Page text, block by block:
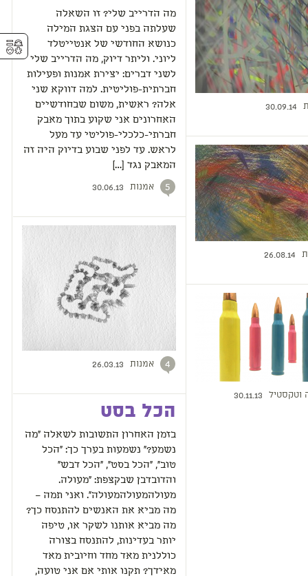
30.09.14
26.08.14
וטקסטיל 30.11.13
מה הדרייב שלי? זו השאלה
שעלתה בפני עם הצגת המילה
כנושא החודשי של אנטייטלד
ליוני. וליתר דיוק, מה הדרייב שלי
לשני דברים: יצירת אמנות ופעילות
חברתית-פוליטית. למה דווקא שני
אלה? ראשית, משום שבחודשיים
האחרונים אני שקוע בתוך מאבק
חברתי-כלכלי-פוליטי עד מעל
לראש. עד לפני שבוע בדיוק היה זה
המאבק נגד […]
5 אמנות 30.06.13
4 אמנות 26.03.13
הכל בסט
בזמן האחרון התשובות לשאלה "מה
נשמע?" נשמעות בערך כך: "הכל
טוב", "הכל בסט", "הכל דבש"
והדובדבן שבקצפת: "מעולה.
מעולהמעולהמעולה". ואני תמה –
מה מביא את האנשים להתנסח כך?
מה מביא אותנו לשקר או, טיפה
יותר בעדינות, להתנסח בצורה
כוללנית מאד מחד וחיובית מאד
מאידך? תקנו אותי אם אני טועה,
⚥︎